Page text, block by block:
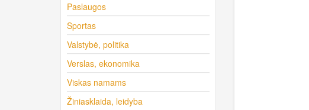
Paslaugos
Sportas
Valstybė, politika
Verslas, ekonomika
Viskas namams
Žiniasklaida, leidyba